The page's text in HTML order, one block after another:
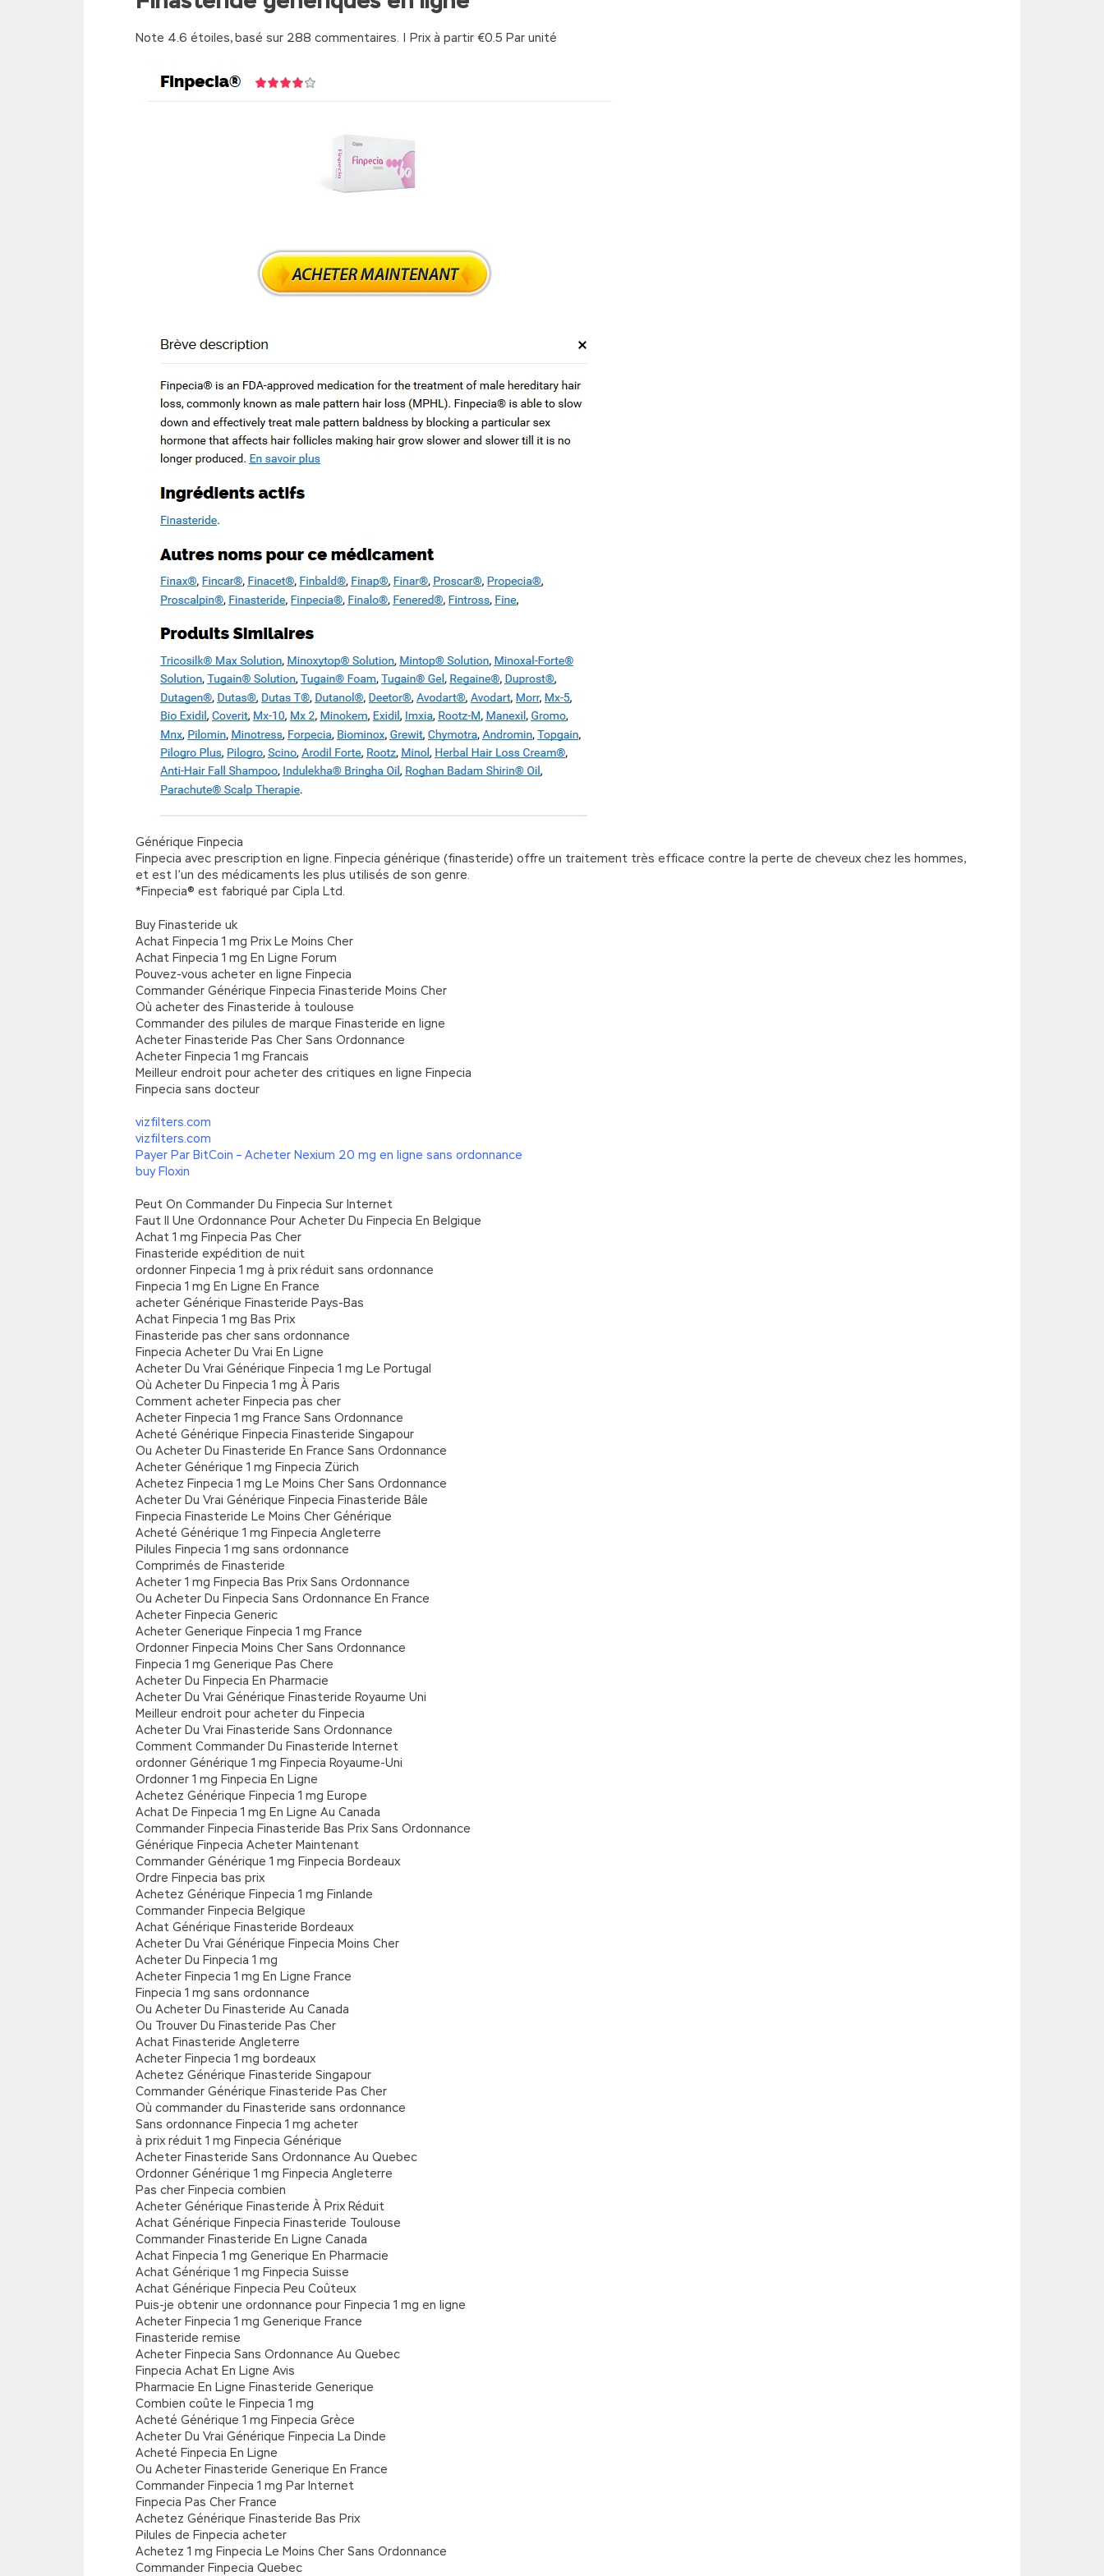
Note 4.6 étoiles, basé sur 288 commentaires. | Prix à partir €0.5 Par unité
Générique Finpecia
Finpecia avec prescription en ligne. Finpecia générique (finasteride) offre un traitement très efficace contre la perte de cheveux chez les hommes,
et est l’un des médicaments les plus utilisés de son genre.
*Finpecia® est fabriqué par Cipla Ltd.
Buy Finasteride uk
Achat Finpecia 1 mg Prix Le Moins Cher
Achat Finpecia 1 mg En Ligne Forum
Pouvez-vous acheter en ligne Finpecia
Commander Générique Finpecia Finasteride Moins Cher
Où acheter des Finasteride à toulouse
Commander des pilules de marque Finasteride en ligne
Acheter Finasteride Pas Cher Sans Ordonnance
Acheter Finpecia 1 mg Francais
Meilleur endroit pour acheter des critiques en ligne Finpecia
Finpecia sans docteur
vizfilters.com
vizfilters.com
Payer Par BitCoin – Acheter Nexium 20 mg en ligne sans ordonnance
buy Floxin
Peut On Commander Du Finpecia Sur Internet
Faut Il Une Ordonnance Pour Acheter Du Finpecia En Belgique
Achat 1 mg Finpecia Pas Cher
Finasteride expédition de nuit
ordonner Finpecia 1 mg à prix réduit sans ordonnance
Finpecia 1 mg En Ligne En France
acheter Générique Finasteride Pays-Bas
Achat Finpecia 1 mg Bas Prix
Finasteride pas cher sans ordonnance
Finpecia Acheter Du Vrai En Ligne
Acheter Du Vrai Générique Finpecia 1 mg Le Portugal
Où Acheter Du Finpecia 1 mg À Paris
Comment acheter Finpecia pas cher
Acheter Finpecia 1 mg France Sans Ordonnance
Acheté Générique Finpecia Finasteride Singapour
Ou Acheter Du Finasteride En France Sans Ordonnance
Acheter Générique 1 mg Finpecia Zürich
Achetez Finpecia 1 mg Le Moins Cher Sans Ordonnance
Acheter Du Vrai Générique Finpecia Finasteride Bâle
Finpecia Finasteride Le Moins Cher Générique
Acheté Générique 1 mg Finpecia Angleterre
Pilules Finpecia 1 mg sans ordonnance
Comprimés de Finasteride
Acheter 1 mg Finpecia Bas Prix Sans Ordonnance
Ou Acheter Du Finpecia Sans Ordonnance En France
Acheter Finpecia Generic
Acheter Generique Finpecia 1 mg France
Ordonner Finpecia Moins Cher Sans Ordonnance
Finpecia 1 mg Generique Pas Chere
Acheter Du Finpecia En Pharmacie
Acheter Du Vrai Générique Finasteride Royaume Uni
Meilleur endroit pour acheter du Finpecia
Acheter Du Vrai Finasteride Sans Ordonnance
Comment Commander Du Finasteride Internet
ordonner Générique 1 mg Finpecia Royaume-Uni
Ordonner 1 mg Finpecia En Ligne
Achetez Générique Finpecia 1 mg Europe
Achat De Finpecia 1 mg En Ligne Au Canada
Commander Finpecia Finasteride Bas Prix Sans Ordonnance
Générique Finpecia Acheter Maintenant
Commander Générique 1 mg Finpecia Bordeaux
Ordre Finpecia bas prix
Achetez Générique Finpecia 1 mg Finlande
Commander Finpecia Belgique
Achat Générique Finasteride Bordeaux
Acheter Du Vrai Générique Finpecia Moins Cher
Acheter Du Finpecia 1 mg
Acheter Finpecia 1 mg En Ligne France
Finpecia 1 mg sans ordonnance
Ou Acheter Du Finasteride Au Canada
Ou Trouver Du Finasteride Pas Cher
Achat Finasteride Angleterre
Acheter Finpecia 1 mg bordeaux
Achetez Générique Finasteride Singapour
Commander Générique Finasteride Pas Cher
Où commander du Finasteride sans ordonnance
Sans ordonnance Finpecia 1 mg acheter
à prix réduit 1 mg Finpecia Générique
Acheter Finasteride Sans Ordonnance Au Quebec
Ordonner Générique 1 mg Finpecia Angleterre
Pas cher Finpecia combien
Acheter Générique Finasteride À Prix Réduit
Achat Générique Finpecia Finasteride Toulouse
Commander Finasteride En Ligne Canada
Achat Finpecia 1 mg Generique En Pharmacie
Achat Générique 1 mg Finpecia Suisse
Achat Générique Finpecia Peu Coûteux
Puis-je obtenir une ordonnance pour Finpecia 1 mg en ligne
Acheter Finpecia 1 mg Generique France
Finasteride remise
Acheter Finpecia Sans Ordonnance Au Quebec
Finpecia Achat En Ligne Avis
Pharmacie En Ligne Finasteride Generique
Combien coûte le Finpecia 1 mg
Acheté Générique 1 mg Finpecia Grèce
Acheter Du Vrai Générique Finpecia La Dinde
Acheté Finpecia En Ligne
Ou Acheter Finasteride Generique En France
Commander Finpecia 1 mg Par Internet
Finpecia Pas Cher France
Achetez Générique Finasteride Bas Prix
Pilules de Finpecia acheter
Achetez 1 mg Finpecia Le Moins Cher Sans Ordonnance
Commander Finpecia Quebec